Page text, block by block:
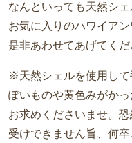
なんといっても天然シ
お気に入りのハワイア
是非あわせてあげてくだ
※天然シェルを使用して
ぽいものや黄色みがか
お求めくださいませ。
受けできません旨、何卒